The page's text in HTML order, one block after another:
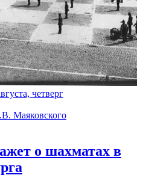
четверг
Маяковского
о шахматах в